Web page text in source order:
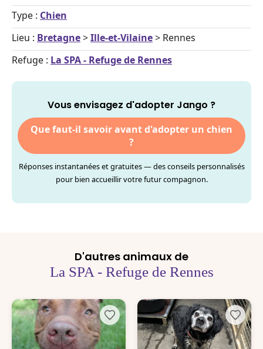
Type : Chien
Lieu : Bretagne>Ille-et-Vilaine> Rennes
Refuge : La SPA - Refuge de Rennes
Vous envisagez d'adopter Jango ?
Que faut-il savoir avant d'adopter un chien
?
Réponses instantanées et gratuites — des conseils personnalisés
pour bien accueillir votre futur compagnon.
D'autres animaux de
La SPA - Refuge de Rennes